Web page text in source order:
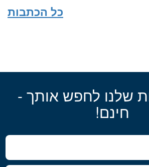
כל הכתבות
שלנו לחפש אותך -
חינם!